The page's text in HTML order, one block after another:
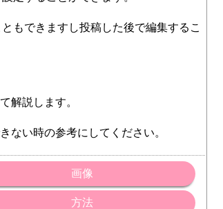
もできますし投稿した後で編集するこ
解説します。
ない時の参考にしてください。
画像
方法